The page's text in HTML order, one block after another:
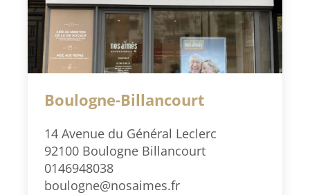
Boulogne-Billancourt
14 Avenue du Général Leclerc
92100 Boulogne Billancourt
0146948038
boulogne@nosaimes.fr